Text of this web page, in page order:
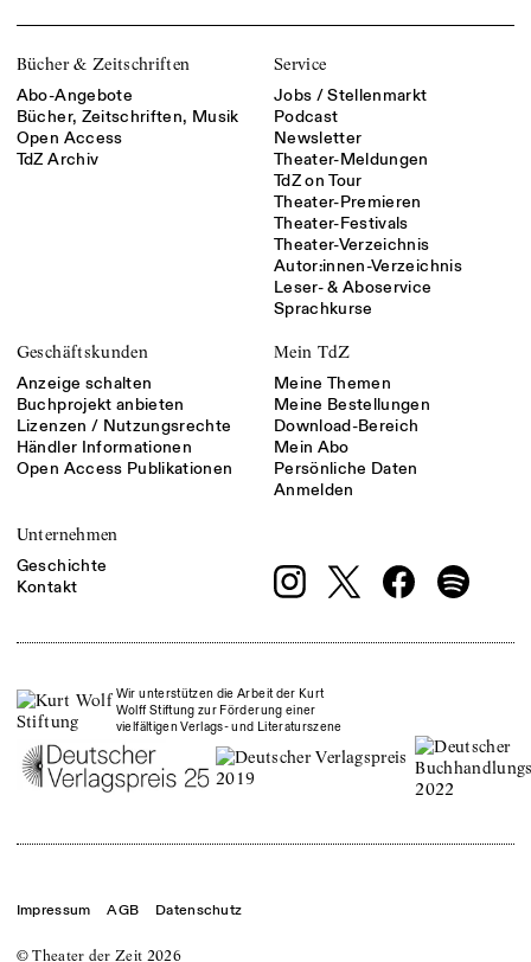
Bücher & Zeitschriften
Abo-Angebote
Bücher, Zeitschriften, Musik
Open Access
TdZ Archiv
Service
Jobs / Stellenmarkt
Podcast
Newsletter
Theater-Meldungen
TdZ on Tour
Theater-Premieren
Theater-Festivals
Theater-Verzeichnis
Autor:innen-Verzeichnis
Leser- & Aboservice
Sprachkurse
Geschäftskunden
Anzeige schalten
Buchprojekt anbieten
Lizenzen / Nutzungsrechte
Händler Informationen
Open Access Publikationen
Mein TdZ
Meine Themen
Meine Bestellungen
Download-Bereich
Mein Abo
Persönliche Daten
Anmelden
Unternehmen
Geschichte
Kontakt
Wir unterstützen die Arbeit der Kurt
Wolff Stiftung zur Förderung einer
vielfältigen Verlags- und Literaturszene
© Theater der Zeit 2026
Impressum AGB Datenschutz